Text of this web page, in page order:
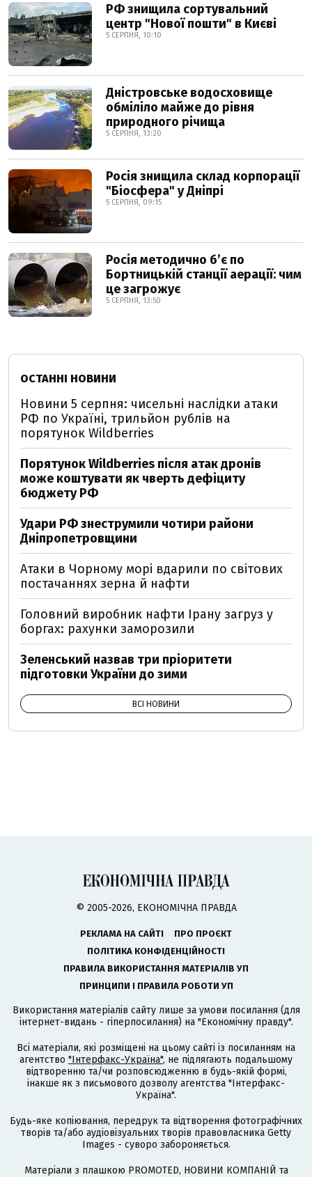
РФ знищила сортувальний
центр "Нової пошти" в Києві
5 СЕРПНЯ, 10:10
Дністровське водосховище
обміліло майже до рівня
природного річища
5 СЕРПНЯ, 13:20
Росія знищила склад корпорації
"Біосфера" у Дніпрі
5 СЕРПНЯ, 09:15
Росія методично б’є по
Бортницькій станції аерації: чим
це загрожує
5 СЕРПНЯ, 13:50
ОСТАННІ НОВИНИ
Новини 5 серпня: чисельні наслідки атаки
РФ по Україні, трильйон рублів на
порятунок Wildberries
Порятунок Wildberries після атак дронів
може коштувати як чверть дефіциту
бюджету РФ
Удари РФ знеструмили чотири райони
Дніпропетровщини
Атаки в Чорному морі вдарили по світових
постачаннях зерна й нафти
Головний виробник нафти Ірану загруз у
боргах: рахунки заморозили
Зеленський назвав три пріоритети
підготовки України до зими
ВСІ НОВИНИ
© 2005-2026, ЕКОНОМІЧНА ПРАВДА
РЕКЛАМА НА САЙТІ
ПРО ПРОЄКТ
ПОЛІТИКА КОНФІДЕНЦІЙНОСТІ
ПРАВИЛА ВИКОРИСТАННЯ МАТЕРІАЛІВ УП
ПРИНЦИПИ І ПРАВИЛА РОБОТИ УП
Використання матеріалів сайту лише за умови посилання (для
інтернет-видань - гіперпосилання) на "Економічну правду".
Всі матеріали, які розміщені на цьому сайті із посиланням на
агентство "Інтерфакс-Україна", не підлягають подальшому
відтворенню та/чи розповсюдженню в будь-якій формі,
інакше як з письмового дозволу агентства "Інтерфакс-
Україна".
Будь-яке копіювання, передрук та відтворення фотографічних
творів та/або аудіовізуальних творів правовласника Getty
Images - суворо забороняється.
Матеріали з плашкою PROMOTED, НОВИНИ КОМПАНІЙ та